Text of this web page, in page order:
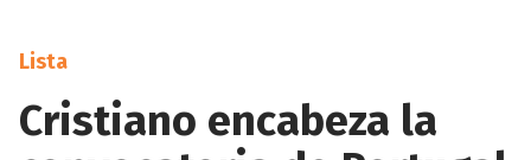
Lista
Cristiano encabeza la